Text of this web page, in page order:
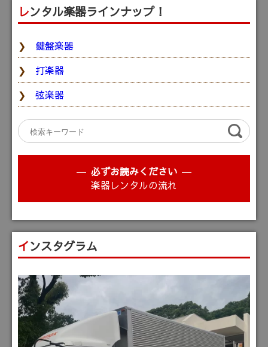
レンタル楽器ラインナップ！
鍵盤楽器
打楽器
弦楽器
必ずお読みください
楽器レンタルの流れ
インスタグラム